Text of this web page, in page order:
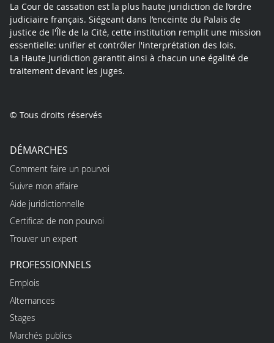
La Cour de cassation est la plus haute juridiction de l’ordre
judiciaire français. Siégeant dans l’enceinte du Palais de
justice de l'Île de la Cité, cette institution remplit une mission
essentielle: unifier et contrôler l'interprétation des lois.
La Haute Juridiction garantit ainsi à chacun une égalité de
traitement devant les juges.
© Tous droits réservés
DÉMARCHES
Comment faire un pourvoi
Suivre mon affaire
Aide juridictionnelle
Certificat de non pourvoi
Trouver un expert
PROFESSIONNELS
Emplois
Alternances
Stages
Marchés publics